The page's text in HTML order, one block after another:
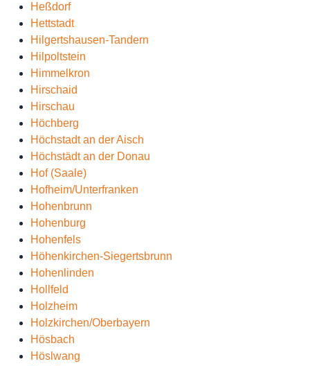
Heßdorf
Hettstadt
Hilgertshausen-Tandern
Hilpoltstein
Himmelkron
Hirschaid
Hirschau
Höchberg
Höchstadt an der Aisch
Höchstädt an der Donau
Hof (Saale)
Hofheim/Unterfranken
Hohenbrunn
Hohenburg
Hohenfels
Höhenkirchen-Siegertsbrunn
Hohenlinden
Hollfeld
Holzheim
Holzkirchen/Oberbayern
Hösbach
Höslwang